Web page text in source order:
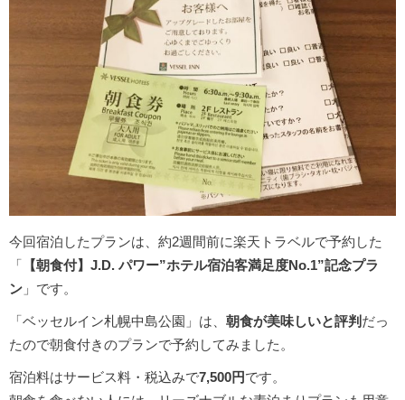
今回宿泊したプランは、約2週間前に楽天トラベルで予約した
「 【朝食付】J.D. パワー”ホテル宿泊客満足度No.1”記念プラ
ン 」です。
「ベッセルイン札幌中島公園」は、 朝食が美味しいと評判 だっ
たので朝食付きのプランで予約してみました。
宿泊料はサービス料・税込みで7,500円です。